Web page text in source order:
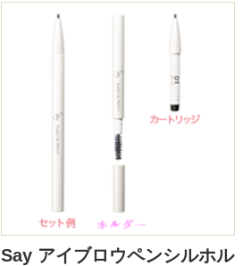
Say アイブロウペンシルホル